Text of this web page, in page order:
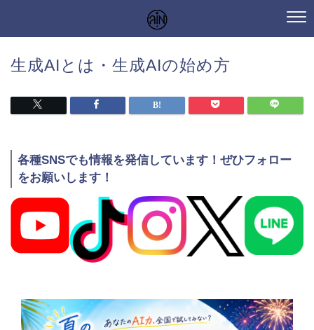
生成AIとは・生成AIの始め方
各種SNSでも情報を発信しています！ぜひフォロー
をお願いします！